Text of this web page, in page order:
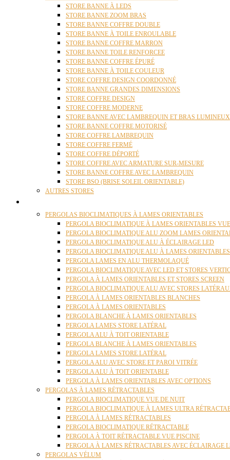
STORE BANNE À LEDS
STORE BANNE ZOOM BRAS
STORE BANNE COFFRE DOUBLE
STORE BANNE À TOILE ENROULABLE
STORE BANNE COFFRE MARRON
STORE BANNE TOILE RENFORCEE
STORE BANNE COFFRE ÉPURÉ
STORE BANNE À TOILE COULEUR
STORE COFFRE DESIGN COORDONNÉ
STORE BANNE GRANDES DIMENSIONS
STORE COFFRE DESIGN
STORE COFFRE MODERNE
STORE BANNE AVEC LAMBREQUIN ET BRAS LUMINEUX
STORE BANNE COFFRE MOTORISÉ
STORE COFFRE LAMBREQUIN
STORE COFFRE FERMÉ
STORE COFFRE DÉPORTÉ
STORE COFFRE AVEC ARMATURE SUR-MESURE
STORE BANNE COFFRE AVEC LAMBREQUIN
STORE BSO (BRISE SOLEIL ORIENTABLE)
AUTRES STORES
PERGOLAS BIOCLIMATIQUES À LAMES ORIENTABLES
PERGOLA BIOCLIMATIQUE À LAMES ORIENTABLES
PERGOLA BIOCLIMATIQUE ALU ZOOM LAMES
PERGOLA BIOCLIMATIQUE ALU À ÉCLAIRAGE LED
PERGOLA BIOCLIMATIQUE ALU À LAMES
PERGOLA LAMES EN ALU THERMOLAQUÉ
PERGOLA BIOCLIMATIQUE AVEC LED ET STORES
PERGOLA À LAMES ORIENTABLES ET STORES SCREEN
PERGOLA BIOCLIMATIQUE ALU AVEC STORES
PERGOLA À LAMES ORIENTABLES BLANCHES
PERGOLA À LAMES ORIENTABLES
PERGOLA BLANCHE À LAMES ORIENTABLES
PERGOLA LAMES STORE LATÉRAL
PERGOLA ALU À TOIT ORIENTABLE
PERGOLA BLANCHE À LAMES ORIENTABLES
PERGOLA LAMES STORE LATÉRAL
PERGOLA ALU AVEC STORE ET PAROI VITRÉE
PERGOLA ALU À TOIT ORIENTABLE
PERGOLA À LAMES ORIENTABLES AVEC OPTIONS
PERGOLAS À LAMES RÉTRACTABLES
PERGOLA BIOCLIMATIQUE VUE DE NUIT
PERGOLA BIOCLIMATIQUE À LAMES ULTRA
PERGOLA À LAMES RÉTRACTABLES
PERGOLA BIOCLIMATIQUE RÉTRACTABLE
PERGOLA À TOIT RÉTRACTABLE VUE PISCINE
PERGOLA À LAMES RÉTRACTABLES AVEC ÉCLAIRAGE
PERGOLAS VÉLUM